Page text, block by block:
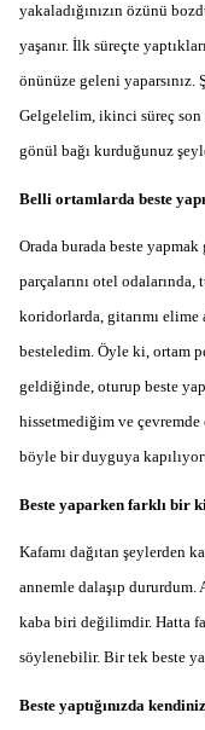
yakaladığınızın özünü
yaşanır. İlk süreçte
önünüze geleni yaparsınız.
Gelgelelim, ikinci süreç son
gönül bağı kurduğunuz
Belli ortamlarda beste
Orada burada beste
parçalarını otel odalarında,
koridorlarda, gitarımı elime
besteledim. Öyle ki, ortam
geldiğinde, oturup beste
hissetmediğim ve
böyle bir duyguya
Beste yaparken farklı bir
Kafamı dağıtan şeylerden
annemle dalaşıp
kaba biri değilimdir. Hatta
söylenebilir. Bir tek beste
Beste yaptığınızda